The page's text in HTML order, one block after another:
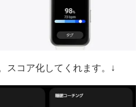
スコア化してくれます。↓